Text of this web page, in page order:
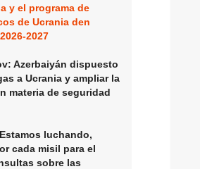
y el programa de
de Ucrania den
2027
Azerbaiyán dispuesto
a Ucrania y ampliar la
materia de seguridad
luchando,
cada misil para el
sobre las